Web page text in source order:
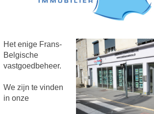
Het enige Frans-
Belgische
vastgoedbeheer.
We zijn te vinden
in onze